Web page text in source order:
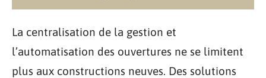
La centralisation de la gestion et
l’automatisation des ouvertures ne se limitent
plus aux constructions neuves. Des solutions